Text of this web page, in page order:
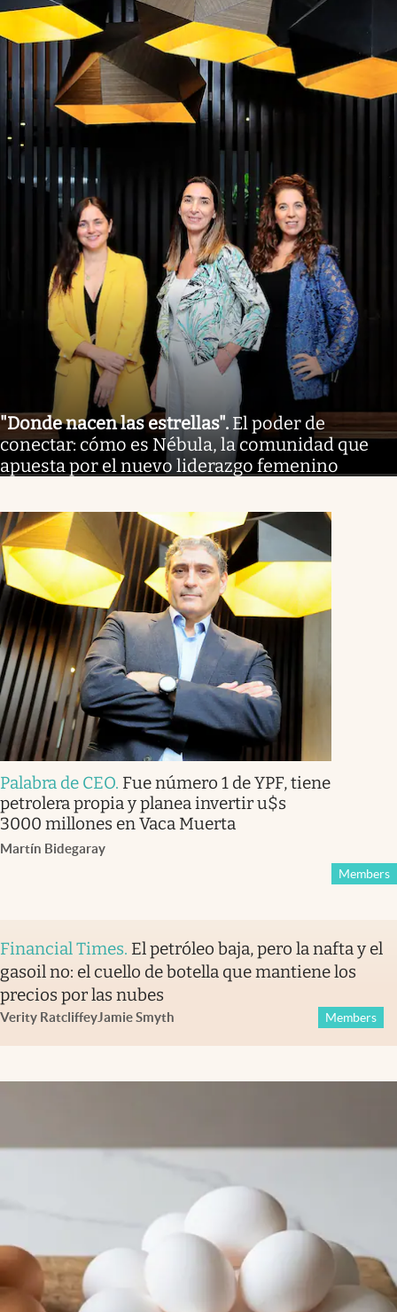
"Donde nacen las estrellas". El poder de
conectar: cómo es Nébula, la comunidad que
apuesta por el nuevo liderazgo femenino
Palabra de CEO. Fue número 1 de YPF, tiene
petrolera propia y planea invertir u$s
3000 millones en Vaca Muerta
Martín Bidegaray
Members
Financial Times. El petróleo baja, pero la nafta y el
gasoil no: el cuello de botella que mantiene los
precios por las nubes
Verity RatcliffeyJamie Smyth Members